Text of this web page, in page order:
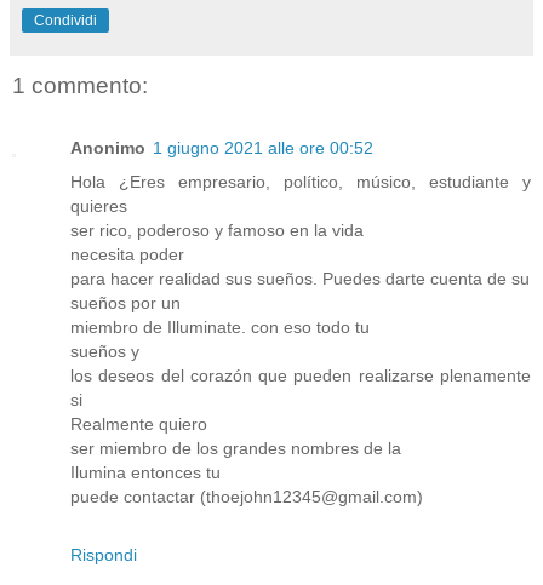
Condividi
1 commento:
Anonimo 1 giugno 2021 alle ore 00:52
Hola ¿Eres empresario, político, músico, estudiante y
quieres
ser rico, poderoso y famoso en la vida
necesita poder
para hacer realidad sus sueños. Puedes darte cuenta de su
sueños por un
miembro de Illuminate. con eso todo tu
sueños y
los deseos del corazón que pueden realizarse plenamente
si
Realmente quiero
ser miembro de los grandes nombres de la
Ilumina entonces tu
puede contactar (thoejohn12345@gmail.com)
Rispondi